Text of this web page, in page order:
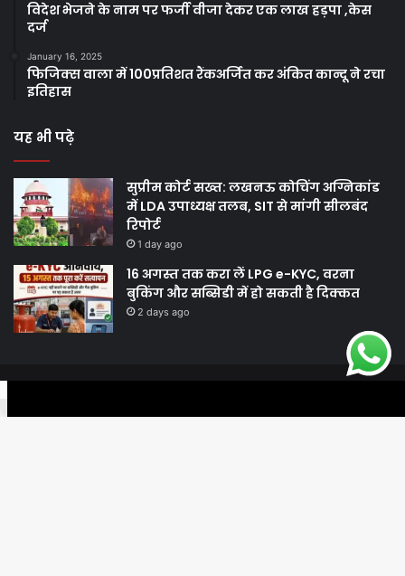
विदेश भेजने के नाम पर फर्जी वीजा देकर एक लाख हड़पा ,केस
दर्ज
January 16, 2025
फिजिक्स वाला में 100प्रतिशत रैंकअर्जित कर अंकित कान्दू ने रचा
इतिहास
यह भी पढ़े
सुप्रीम कोर्ट सख्त: लखनऊ कोचिंग अग्निकांड
में LDA उपाध्यक्ष तलब, SIT से मांगी सीलबंद
रिपोर्ट
1 day ago
16 अगस्त तक करा लें LPG e-KYC, वरना
बुकिंग और सब्सिडी में हो सकती है दिक्कत
2 days ago
Facebook Twitter WhatsApp Telegram Viber